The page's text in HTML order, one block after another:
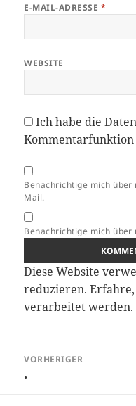
E-MAIL-ADRESSE *
WEBSITE
Ich habe die
Kommentarfunktion
Benachrichtige mich über
Mail.
Benachrichtige mich
Diese Website
reduzieren.
verarbeitet werden.
VORHERIGER
Vorheriger
.